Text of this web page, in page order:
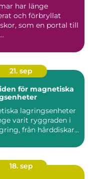
har länge
och förbryllat
som en portal till
21. sep
för magnetiska
lagringsenheter
varit ryggraden i
från hårddiskar...
18. sep